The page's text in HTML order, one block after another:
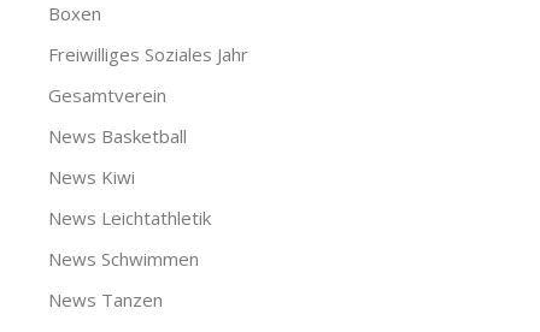
Boxen
Freiwilliges Soziales Jahr
Gesamtverein
News Basketball
News Kiwi
News Leichtathletik
News Schwimmen
News Tanzen